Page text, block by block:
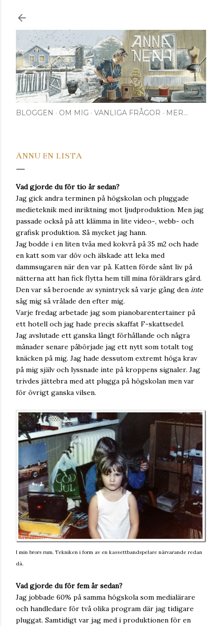
BLOGGEN OM MIG VANLIGA FRÅGOR MER…
ÄNNU EN LISTA
Vad gjorde du för tio år sedan?
Jag gick andra terminen på högskolan och pluggade
medieteknik med inriktning mot ljudproduktion. Men jag
passade också på att klämma in lite video-, webb- och
grafisk produktion. Så mycket jag hann.
Jag bodde i en liten tvåa med kokvrå på 35 m2 och hade
en katt som var döv och älskade att leka med
dammsugaren när den var på. Katten förde sånt liv på
nätterna att han fick flytta hem till mina föräldrars gård.
Den var så beroende av synintryck så varje gång den inte
såg mig så vrålade den efter mig.
Varje fredag arbetade jag som pianobarentertainer på
ett hotell och jag hade precis skaffat F-skattsedel.
Jag avslutade ett ganska långt förhållande och några
månader senare påbörjade jag ett nytt som totalt tog
knäcken på mig. Jag hade dessutom extremt höga krav
på mig själv och lyssnade inte på kroppens signaler. Jag
trivdes jättebra med att plugga på högskolan men var
för övrigt ganska vilsen.
I min brors rum. Tekniken i form av en kassettbandspelare närvarande redan
då.
Vad gjorde du för fem år sedan?
Jag jobbade 60% på samma högskola som medialärare
och handledare för två olika program där jag tidigare
pluggat. Samtidigt var jag med i produktionen för en